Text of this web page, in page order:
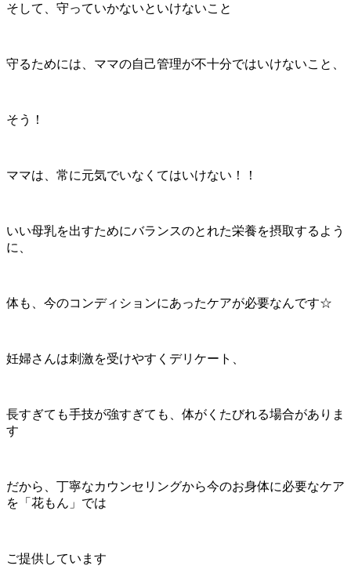
そして、守っていかないといけないこと
守るためには、ママの自己管理が不十分ではいけないこと、
そう！
ママは、常に元気でいなくてはいけない！！
いい母乳を出すためにバランスのとれた栄養を摂取するよう
に、
体も、今のコンディションにあったケアが必要なんです☆
妊婦さんは刺激を受けやすくデリケート、
長すぎても手技が強すぎても、体がくたびれる場合がありま
す
だから、丁寧なカウンセリングから今のお身体に必要なケア
を「花もん」では
ご提供しています